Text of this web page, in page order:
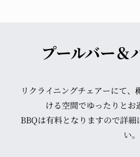
プールバー＆
リクライニングチェアーにて
ける空間でゆったりとお
BBQは有料となりますので詳
い。